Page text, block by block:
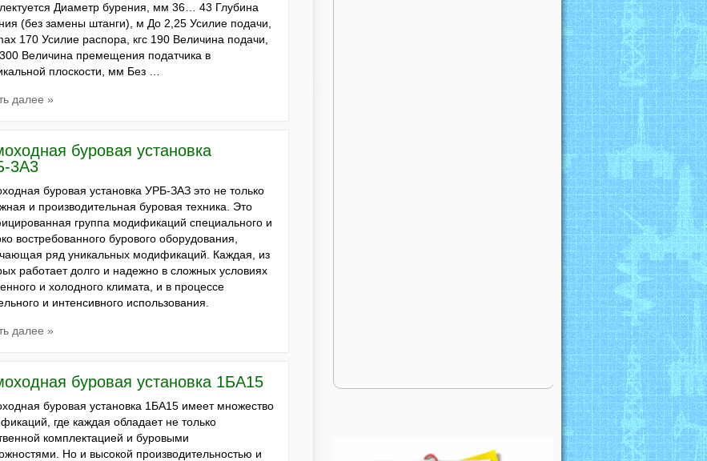
Диаметр бурения, мм 36… 43 Глубина
(без замены штанги), м До 2,25 Усилие подачи,
170 Усилие распора, кгс 190 Величина подачи,
Величина премещения податчика в
плоскости, мм Без …
далее »
буровая установка
3А3
буровая установка УРБ-ЗАЗ это не только
и производительная буровая техника. Это
группа модификаций специального и
востребованного бурового оборудования,
ряд уникальных модификаций. Каждая, из
работает долго и надежно в сложных условиях
и холодного климата, и в процессе
и интенсивного использования.
далее »
буровая установка 1БА15
буровая установка 1БА15 имеет множество
где каждая обладает не только
комплектацией и буровыми
Но и высокой производительностью и